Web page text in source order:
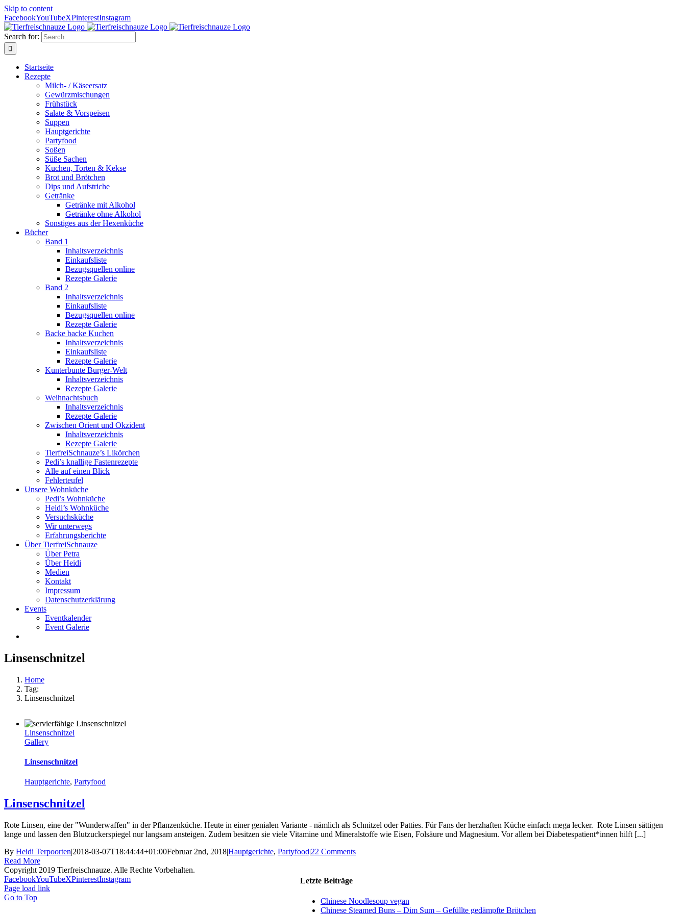
Skip to content
FacebookYouTubeXPinterestInstagram
Search for:
Startseite
Rezepte
Milch- / Käseersatz
Gewürzmischungen
Frühstück
Salate & Vorspeisen
Suppen
Hauptgerichte
Partyfood
Soßen
Süße Sachen
Kuchen, Torten & Kekse
Brot und Brötchen
Dips und Aufstriche
Getränke
Getränke mit Alkohol
Getränke ohne Alkohol
Sonstiges aus der Hexenküche
Bücher
Band 1
Inhaltsverzeichnis
Einkaufsliste
Bezugsquellen online
Rezepte Galerie
Band 2
Inhaltsverzeichnis
Einkaufsliste
Bezugsquellen online
Rezepte Galerie
Backe backe Kuchen
Inhaltsverzeichnis
Einkaufsliste
Rezepte Galerie
Kunterbunte Burger-Welt
Inhaltsverzeichnis
Rezepte Galerie
Weihnachtsbuch
Inhaltsverzeichnis
Rezepte Galerie
Zwischen Orient und Okzident
Inhaltsverzeichnis
Rezepte Galerie
TierfreiSchnauze’s Likörchen
Pedi’s knallige Fastenrezepte
Alle auf einen Blick
Fehlerteufel
Unsere Wohnküche
Pedi’s Wohnküche
Heidi’s Wohnküche
Versuchsküche
Wir unterwegs
Erfahrungsberichte
Über TierfreiSchnauze
Über Petra
Über Heidi
Medien
Kontakt
Impressum
Datenschutzerklärung
Events
Eventkalender
Event Galerie
Linsenschnitzel
Home
Tag:
Linsenschnitzel
Linsenschnitzel
Gallery
Linsenschnitzel
Hauptgerichte, Partyfood
Linsenschnitzel
Rote Linsen, eine der "Wunderwaffen" in der Pflanzenküche. Heute in einer genialen Variante - nämlich als Schnitzel oder Patties. Für Fans der herzhaften Küche einfach mega lecker. Rote Linsen sättigen
lange und lassen den Blutzuckerspiegel nur langsam ansteigen. Zudem besitzen sie viele Vitamine und Mineralstoffe wie Eisen, Folsäure und Magnesium. Vor allem bei Diabetespatient*innen hilft [...]
By Heidi Terpoorten|2018-03-07T18:44:44+01:00Februar 2nd, 2018|Hauptgerichte, Partyfood|22 Comments
Read More
Letzte Beiträge
Chinese Noodlesoup vegan
Chinese Steamed Buns – Dim Sum – Gefüllte gedämpfte Brötchen
Copyright 2019 Tierfreischnauze. Alle Rechte Vorbehalten.
FacebookYouTubeXPinterestInstagram
Page load link
Go to Top